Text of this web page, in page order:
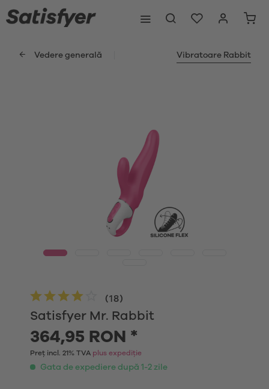
Vedere generală Vibratoare Rabbit
Satisfyer Mr. Rabbit
(18)
364,95 RON *
Preț incl. 21% TVA plus expediție
Gata de expediere după 1-2 zile